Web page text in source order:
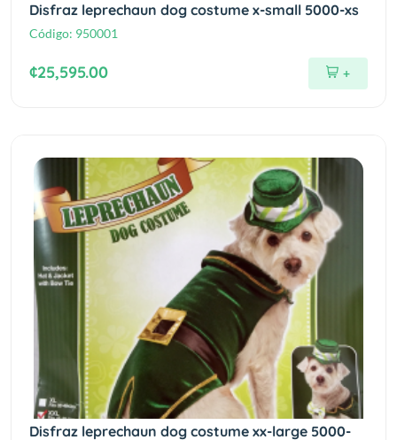
Disfraz leprechaun dog costume x-small 5000-xs
Código: 950001
¢25,595.00 +
Disfraz leprechaun dog costume xx-large 5000-